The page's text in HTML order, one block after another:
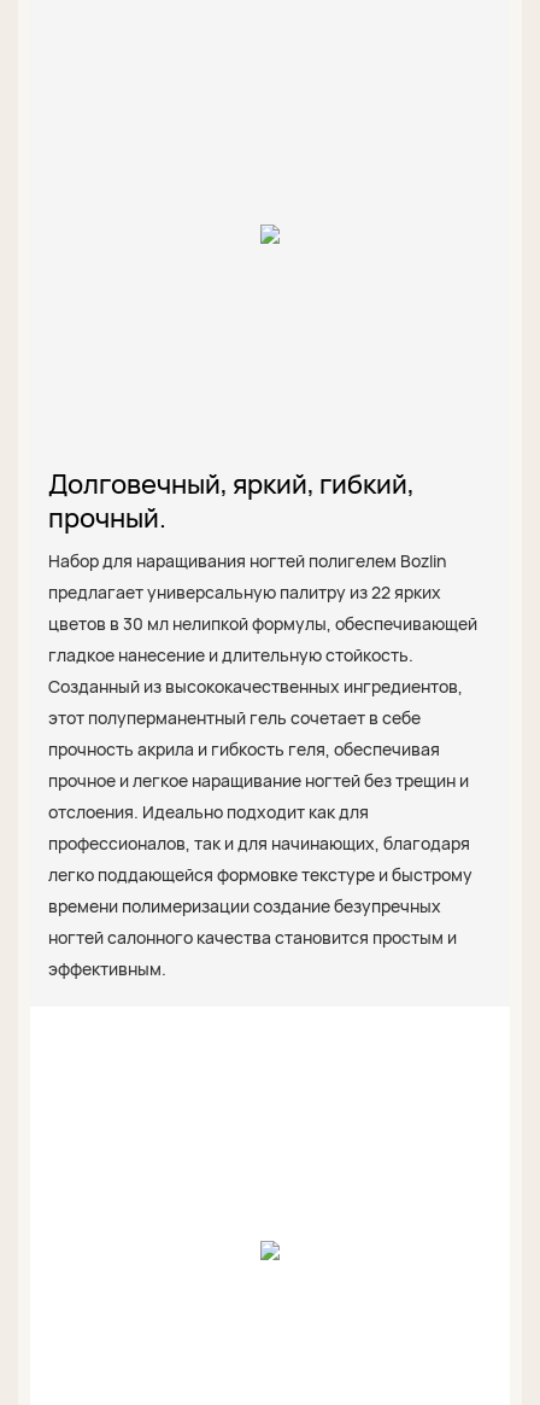
Долговечный, яркий, гибкий,
прочный.
Набор для наращивания ногтей полигелем Bozlin
предлагает универсальную палитру из 22 ярких
цветов в 30 мл нелипкой формулы, обеспечивающей
гладкое нанесение и длительную стойкость.
Созданный из высококачественных ингредиентов,
этот полуперманентный гель сочетает в себе
прочность акрила и гибкость геля, обеспечивая
прочное и легкое наращивание ногтей без трещин и
отслоения. Идеально подходит как для
профессионалов, так и для начинающих, благодаря
легко поддающейся формовке текстуре и быстрому
времени полимеризации создание безупречных
ногтей салонного качества становится простым и
эффективным.